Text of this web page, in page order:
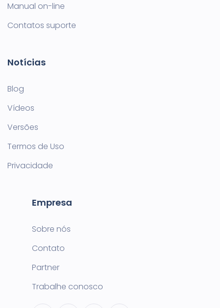
Manual on-line
Contatos suporte
Notícias
Blog
Vídeos
Versões
Termos de Uso
Privacidade
Empresa
Sobre nós
Contato
Partner
Trabalhe conosco